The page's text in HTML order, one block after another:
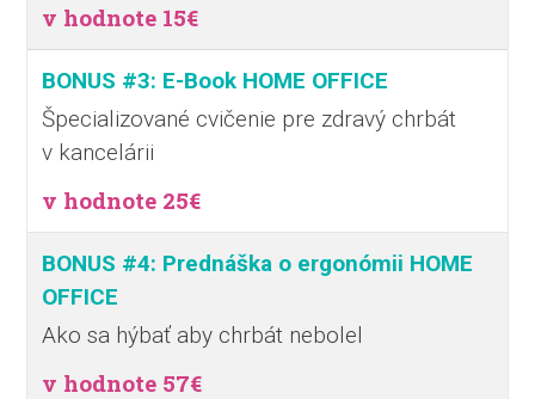
v hodnote 15€
BONUS #3: E-Book HOME OFFICE
Špecializované cvičenie pre zdravý chrbát
v kancelárii
v hodnote 25€
BONUS #4: Prednáška o ergonómii HOME
OFFICE
Ako sa hýbať aby chrbát nebolel
v hodnote 57€